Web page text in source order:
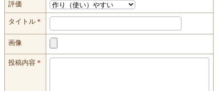
評価
タイトル＊
画像
投稿内容 ＊